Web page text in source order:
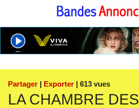
Partager | Exporter | 613 vues
LA CHAMBRE DES